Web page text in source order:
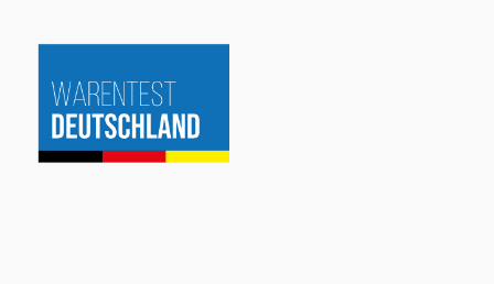
Inhalt
springen